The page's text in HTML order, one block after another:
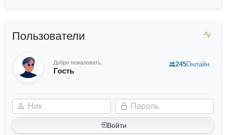
Пользователи
Добро пожаловать,
Гость
Ник Пароль
Войти
245Онлайн